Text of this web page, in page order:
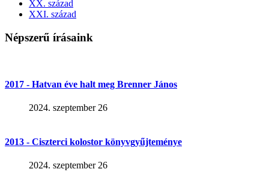
XX. század
XXI. század
Népszerű írásaink
2017 - Hatvan éve halt meg Brenner János
2024. szeptember 26
2013 - Ciszterci kolostor könyvgyűjteménye
2024. szeptember 26